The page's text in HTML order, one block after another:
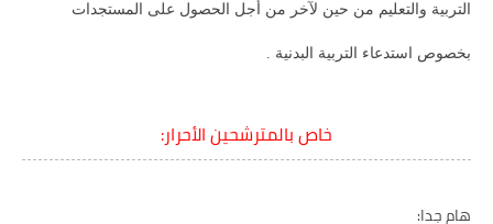
التربية والتعليم من حين لآخر من أجل الحصول على المستجدات
بخصوص استدعاء التربية البدنية .
خاص بالمترشحين الأحرار:
هام جدا: